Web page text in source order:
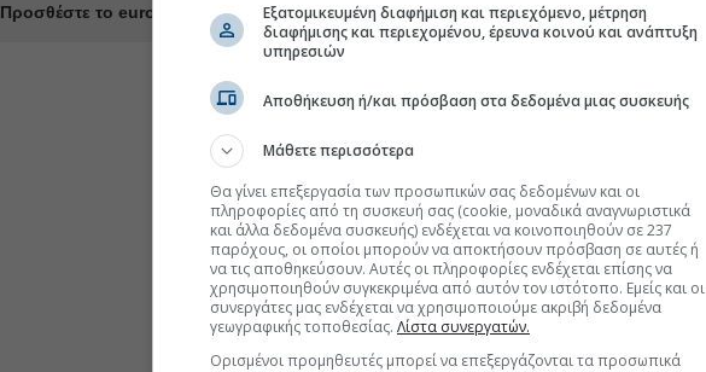
Προσθέστε το euro2day.gr στο DiscoverΕξατομικευμένη διαφήμιση και περιεχόμενο, μέτρηση
διαφήμισης και περιεχομένου, έρευνα κοινού και ανάπτυξη
υπηρεσιών
Αποθήκευση ή/και πρόσβαση στα δεδομένα μιας συσκευής
Μάθετε περισσότερα
Θα γίνει επεξεργασία των προσωπικών σας δεδομένων και οι
πληροφορίες από τη συσκευή σας (cookie, μοναδικά αναγνωριστικά
και άλλα δεδομένα συσκευής) ενδέχεται να κοινοποιηθούν σε 237
παρόχους, οι οποίοι μπορούν να αποκτήσουν πρόσβαση σε αυτές ή
να τις αποθηκεύσουν. Αυτές οι πληροφορίες ενδέχεται επίσης να
χρησιμοποιηθούν συγκεκριμένα από αυτόν τον ιστότοπο. Εμείς και οι
συνεργάτες μας ενδέχεται να χρησιμοποιούμε ακριβή δεδομένα
γεωγραφικής τοποθεσίας. Λίστα συνεργατών.
Ορισμένοι προμηθευτές μπορεί να επεξεργάζονται τα προσωπικά